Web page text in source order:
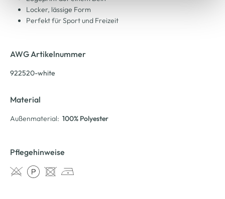
Locker, lässige Form
Perfekt für Sport und Freizeit
AWG Artikelnummer
922520-white
Material
Außenmaterial: 100% Polyester
Pflegehinweise